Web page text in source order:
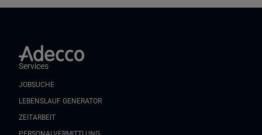
Services
JOBSUCHE
LEBENSLAUF GENERATOR
ZEITARBEIT